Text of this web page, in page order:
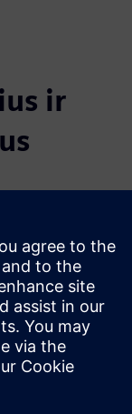
ir
project source